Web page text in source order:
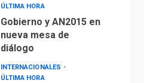
ÚLTIMA HORA
Gobierno y AN2015 en
nueva mesa de
diálogo
INTERNACIONALES
ÚLTIMA HORA